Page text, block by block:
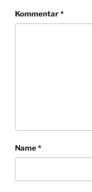
Kommentar*
Name*